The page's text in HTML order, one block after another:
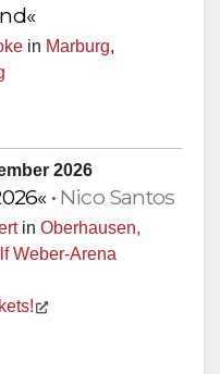
in Marburg,
2026
• Nico Santos
in Oberhausen,
Weber-Arena